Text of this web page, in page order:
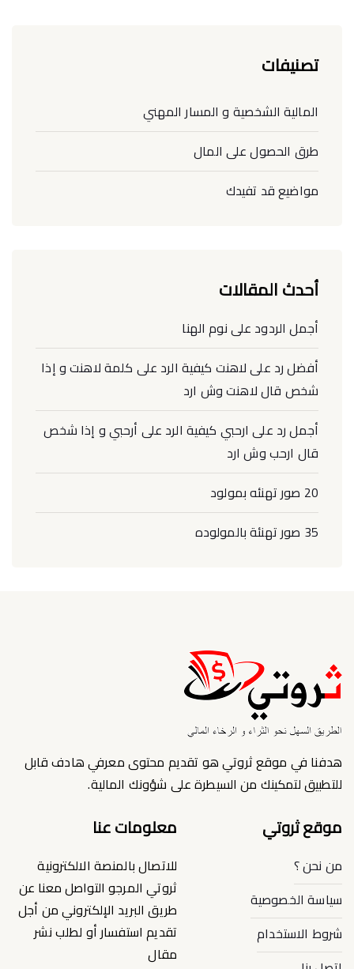
تصنيفات
المالية الشخصية و المسار المهني
طرق الحصول على المال
مواضيع قد تفيدك
أحدث المقالات
أجمل الردود على نوم الهنا
أفضل رد على لاهنت كيفية الرد على كلمة لاهنت و إذا
شخص قال لاهنت وش ارد
أجمل رد على ارحبي كيفية الرد على أرحبي و إذا شخص
قال ارحب وش ارد
20 صور تهنئه بمولود
35 صور تهنئة بالمولوده
هدفنا في موقع ثروتي هو تقديم محتوى معرفي هادف قابل
للتطبيق لتمكينك من السيطرة على شؤونك المالية.
موقع ثروتي
من نحن ؟
سياسة الخصوصية
شروط الاستخدام
معلومات عنا
للاتصال بالمنصة الالكترونية
ثروتي المرجو التواصل معنا عن
طريق البريد الإلكتروني من أجل
تقديم استفسار أو لطلب نشر
مقال